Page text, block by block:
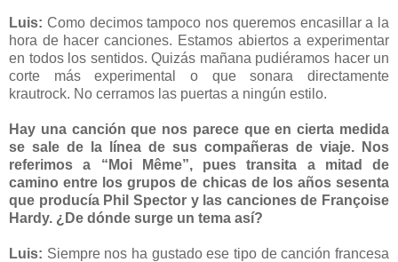
Luis: Como decimos tampoco nos queremos encasillar a la
hora de hacer canciones. Estamos abiertos a experimentar
en todos los sentidos. Quizás mañana pudiéramos hacer un
corte más experimental o que sonara directamente
krautrock. No cerramos las puertas a ningún estilo.
Hay una canción que nos parece que en cierta medida
se sale de la línea de sus compañeras de viaje. Nos
referimos a “Moi Même”, pues transita a mitad de
camino entre los grupos de chicas de los años sesenta
que producía Phil Spector y las canciones de Françoise
Hardy. ¿De dónde surge un tema así?
Luis: Siempre nos ha gustado ese tipo de canción francesa